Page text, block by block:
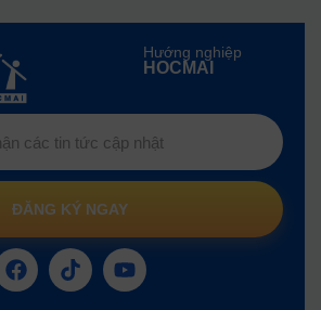
Hướng nghiệp
HOCMAI
ĐĂNG KÝ NGAY